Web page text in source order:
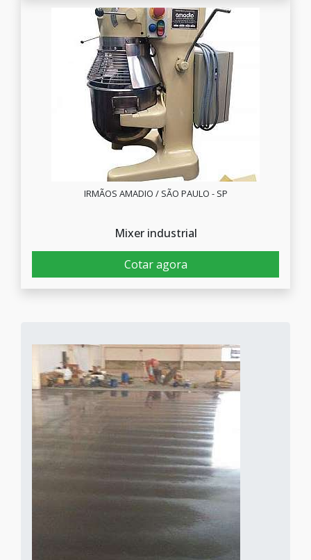
IRMÃOS AMADIO / SÃO PAULO - SP
Mixer industrial
Cotar agora